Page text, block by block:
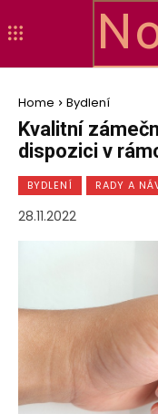
Home Bydlení
Kvalitní
dispozici v
BYDLENÍ RADY A
28.11.2022